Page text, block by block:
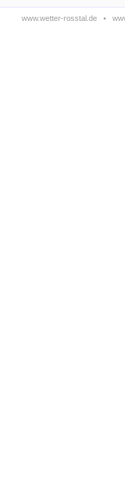
www.wetter-rosstal.de •